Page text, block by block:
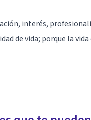
interés,
de vida; porque la